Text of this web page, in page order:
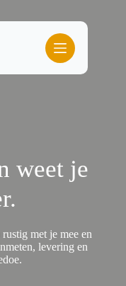
weet je
met je mee en
levering en